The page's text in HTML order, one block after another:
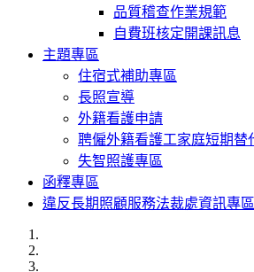
品質稽查作業規範
自費班核定開課訊息
主題專區
住宿式補助專區
長照宣導
外籍看護申請
聘僱外籍看護工家庭短期替
失智照護專區
函釋專區
違反長期照顧服務法裁處資訊專區